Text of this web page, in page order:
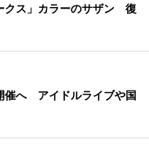
クス」カラーのサザン 復
催へ アイドルライブや国